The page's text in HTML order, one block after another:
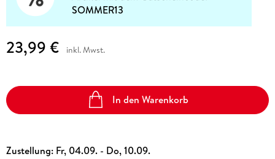
SOMMER13
23,99 € inkl. Mwst.
In den Warenkorb
Zustellung: Fr, 04.09. - Do, 10.09.